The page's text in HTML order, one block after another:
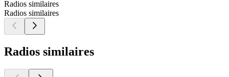
Radios similaires
Radios similaires
Radios similaires